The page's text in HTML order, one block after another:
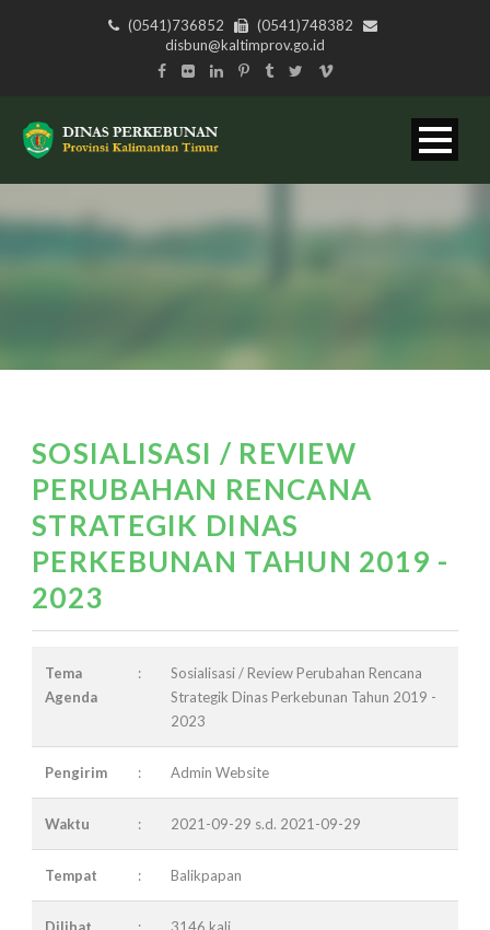
(0541)736852
(0541)748382
disbun@kaltimprov.go.id
SOSIALISASI / REVIEW
PERUBAHAN RENCANA
STRATEGIK DINAS
PERKEBUNAN TAHUN 2019 -
2023
Tema
Agenda
:
Sosialisasi / Review Perubahan Rencana
Strategik Dinas Perkebunan Tahun 2019 -
2023
Pengirim : Admin Website
Waktu : 2021-09-29 s.d. 2021-09-29
Tempat : Balikpapan